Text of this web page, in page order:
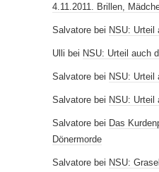
4.11.2011. Brillen,
Salvatore bei NSU: Urteil
Ulli bei NSU: Urteil auch
Salvatore bei NSU: Urteil
Salvatore bei NSU: Urteil
Salvatore bei Das
Dönermorde
Salvatore bei NSU: